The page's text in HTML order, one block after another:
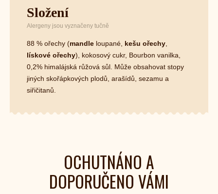
Složení
Alergeny jsou vyznačeny tučně
88 % ořechy (mandle loupané, kešu ořechy
lískové ořechy), kokosový cukr, Bourbon vanilka,
0,2% himalájská růžová sůl. Může obsahovat stopy
jiných skořápkových plodů, arašídů, sezamu a
siřičitanů.
OCHUTNÁNO A
DOPORUČENO VÁMI